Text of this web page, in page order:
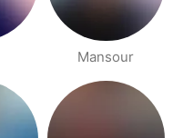
Mansour